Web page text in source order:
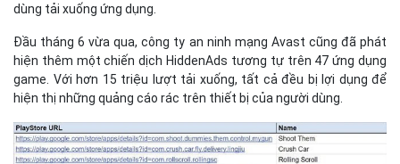
dùng tải xuống ứng dụng.
Đầu tháng 6 vừa qua,công ty an ninh mạng Avast cũng đã phát
hiện thêm một chiến dịch HiddenAds tương tự trên 47 ứng dụng
game . Với hơn 15 triệu lượt tải xuống, tất cả đều bị lợi dụng để
hiện thị những quảng cáo rác trên thiết bị của người dùng.